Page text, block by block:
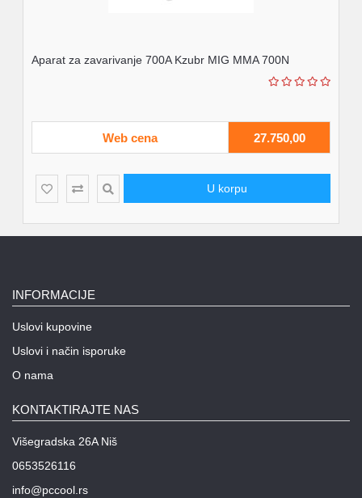
Aparat za zavarivanje 700A Kzubr MIG MMA 700N
Web cena 27.750,00
U korpu
INFORMACIJE
Uslovi kupovine
Uslovi i način isporuke
O nama
KONTAKTIRAJTE NAS
Višegradska 26A Niš
0653526116
info@pccool.rs